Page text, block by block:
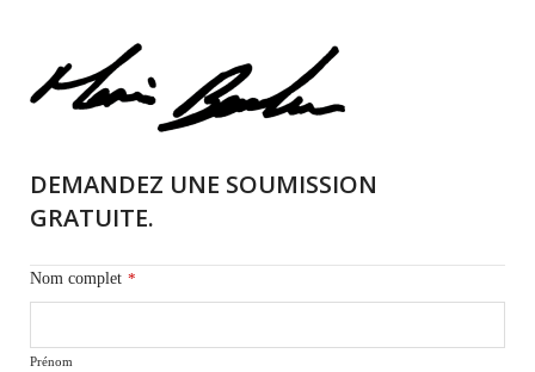
DEMANDEZ UNE SOUMISSION
GRATUITE.
Nom complet *
Prénom